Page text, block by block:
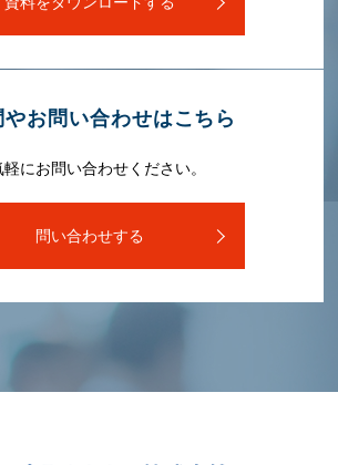
やお問い合わせはこちら
軽にお問い合わせください。
問い合わせする